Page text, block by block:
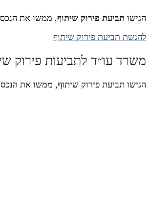
הגישו תביעת פירוק שיתוף, ממשו את
להגשת תביעת פירוק שיתוף
משרד עו״ד לתביעות פירוק
הגישו תביעת פירוק שיתוף, ממשו את